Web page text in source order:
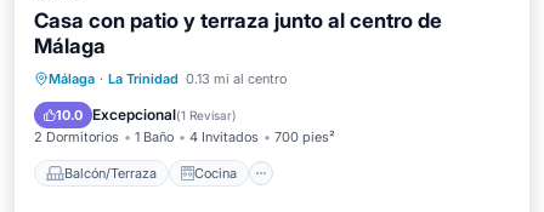
Casa con patio y terraza junto al centro de
Málaga
Málaga · La Trinidad 0.13 mi al centro
10.0 Excepcional(1 Revisar)
2 Dormitorios 1 Baño 4 Invitados 700 pies²
Balcón/Terraza Cocina
Aire acondicionado
Se admiten mascotas